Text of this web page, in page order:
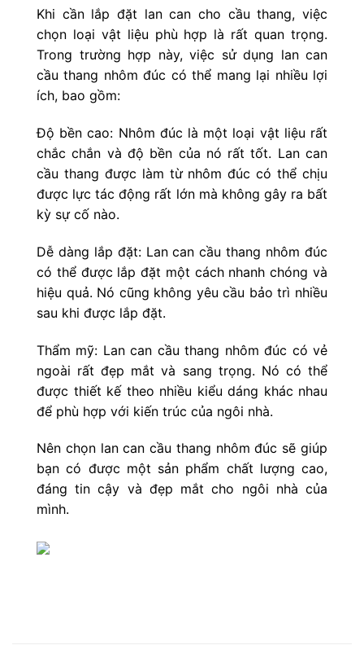
Khi cần lắp đặt lan can cho cầu thang, việc
chọn loại vật liệu phù hợp là rất quan trọng.
Trong trường hợp này, việc sử dụng lan can
cầu thang nhôm đúc có thể mang lại nhiều lợi
ích, bao gồm:
Độ bền cao: Nhôm đúc là một loại vật liệu rất
chắc chắn và độ bền của nó rất tốt. Lan can
cầu thang được làm từ nhôm đúc có thể chịu
được lực tác động rất lớn mà không gây ra bất
kỳ sự cố nào.
Dễ dàng lắp đặt: Lan can cầu thang nhôm đúc
có thể được lắp đặt một cách nhanh chóng và
hiệu quả. Nó cũng không yêu cầu bảo trì nhiều
sau khi được lắp đặt.
Thẩm mỹ: Lan can cầu thang nhôm đúc có vẻ
ngoài rất đẹp mắt và sang trọng. Nó có thể
được thiết kế theo nhiều kiểu dáng khác nhau
để phù hợp với kiến trúc của ngôi nhà.
Nên chọn lan can cầu thang nhôm đúc sẽ giúp
bạn có được một sản phẩm chất lượng cao,
đáng tin cậy và đẹp mắt cho ngôi nhà của
mình.